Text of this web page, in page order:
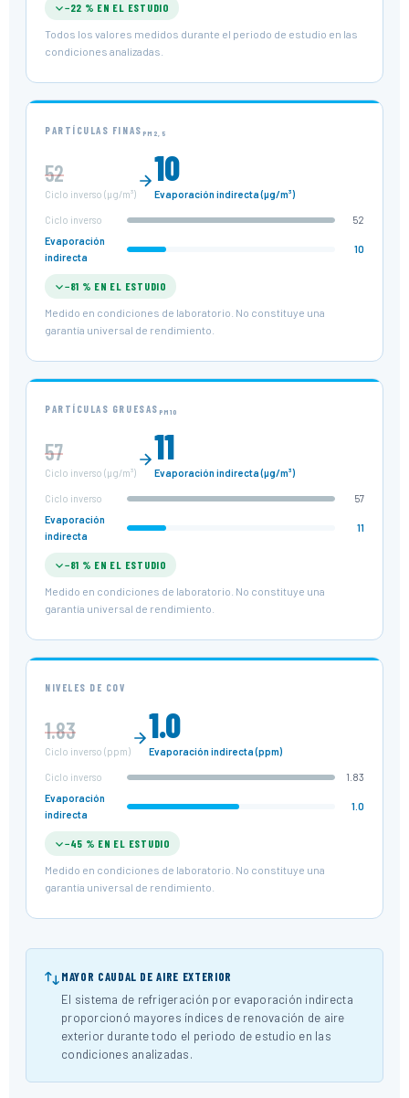
−22 % EN EL ESTUDIO
Todos los valores medidos durante el periodo de estudio en las
condiciones analizadas.
PARTÍCULAS FINAS PM2,5
52
Ciclo inverso (µg/m³)
10
Evaporación indirecta (µg/m³)
Ciclo inverso
52
Evaporación
indirecta
10
−81 % EN EL ESTUDIO
Medido en condiciones de laboratorio. No constituye una
garantía universal de rendimiento.
PARTÍCULAS GRUESAS PM10
57
Ciclo inverso (µg/m³)
11
Evaporación indirecta (µg/m³)
Ciclo inverso
57
Evaporación
indirecta
11
−81 % EN EL ESTUDIO
Medido en condiciones de laboratorio. No constituye una
garantía universal de rendimiento.
NIVELES DE COV
1.83
Ciclo inverso (ppm)
1.0
Evaporación indirecta (ppm)
Ciclo inverso
1.83
Evaporación
indirecta
1.0
−45 % EN EL ESTUDIO
Medido en condiciones de laboratorio. No constituye una
garantía universal de rendimiento.
MAYOR CAUDAL DE AIRE EXTERIOR
El sistema de refrigeración por evaporación indirecta
proporcionó mayores índices de renovación de aire
exterior durante todo el periodo de estudio en las
condiciones analizadas.